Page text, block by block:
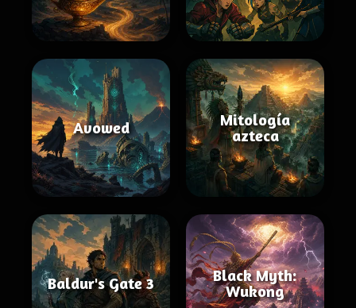
Avowed
Mitología
azteca
Baldur's Gate 3
Black Myth:
Wukong